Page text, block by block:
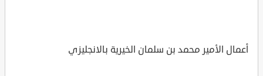
أعمال الأمير محمد بن سلمان الخيرية بالانجليزي